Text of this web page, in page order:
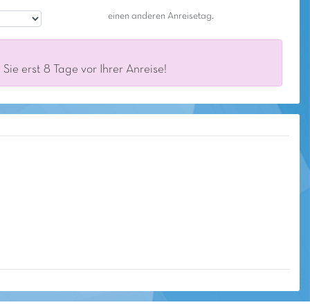
einen anderen Anreisetag.
erst 8 Tage vor Ihrer Anreise!